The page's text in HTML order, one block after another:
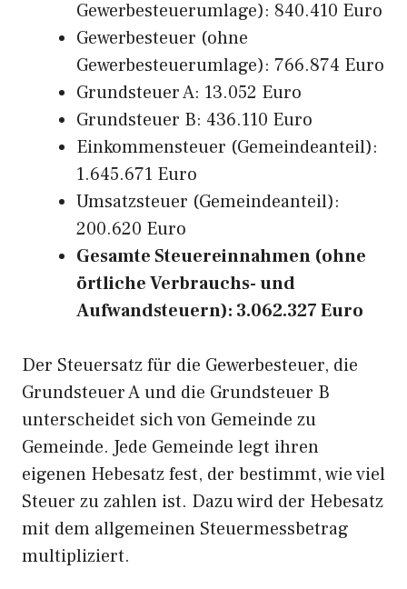
Gewerbesteuerumlage): 840.410 Euro
Gewerbesteuer (ohne
Gewerbesteuerumlage): 766.874 Euro
Grundsteuer A: 13.052 Euro
Grundsteuer B: 436.110 Euro
Einkommensteuer (Gemeindeanteil):
1.645.671 Euro
Umsatzsteuer (Gemeindeanteil):
200.620 Euro
Gesamte Steuereinnahmen (ohne
örtliche Verbrauchs- und
Aufwandsteuern): 3.062.327 Euro
Der Steuersatz für die Gewerbesteuer, die
Grundsteuer A und die Grundsteuer B
unterscheidet sich von Gemeinde zu
Gemeinde. Jede Gemeinde legt ihren
eigenen Hebesatz fest, der bestimmt, wie viel
Steuer zu zahlen ist. Dazu wird der Hebesatz
mit dem allgemeinen Steuermessbetrag
multipliziert.